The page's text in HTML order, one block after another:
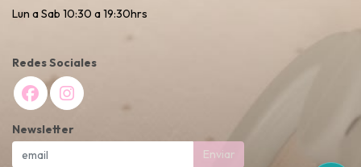
Lun a Sab 10:30 a 19:30hrs
Redes Sociales
Newsletter
Enviar